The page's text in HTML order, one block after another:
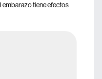
embarazo tiene efectos